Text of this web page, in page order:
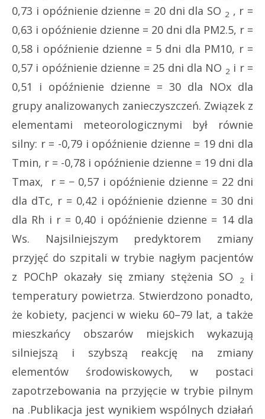
0,73 i opóźnienie dzienne = 20 dni dla SO 2 , r =
0,63 i opóźnienie dzienne = 20 dni dla PM2.5, r =
0,58 i opóźnienie dzienne = 5 dni dla PM10, r =
0,57 i opóźnienie dzienne = 25 dni dla NO 2 i r =
0,51 i opóźnienie dzienne = 30 dla NOx dla
grupy analizowanych zanieczyszczeń. Związek z
elementami meteorologicznymi był równie
silny: r = -0,79 i opóźnienie dzienne = 19 dni dla
Tmin, r = -0,78 i opóźnienie dzienne = 19 dni dla
Tmax, r = − 0,57 i opóźnienie dzienne = 22 dni
dla dTc, r = 0,42 i opóźnienie dzienne = 30 dni
dla Rh i r = 0,40 i opóźnienie dzienne = 14 dla
Ws. Najsilniejszym predyktorem zmiany
przyjęć do szpitali w trybie nagłym pacjentów
z POChP okazały się zmiany stężenia SO
2
i
temperatury powietrza. Stwierdzono ponadto,
że kobiety, pacjenci w wieku 60–79 lat, a także
mieszkańcy obszarów miejskich wykazują
silniejszą i szybszą reakcję na zmiany
elementów środowiskowych, w postaci
zapotrzebowania na przyjęcie w trybie pilnym
na .Publikacja jest wynikiem wspólnych działań